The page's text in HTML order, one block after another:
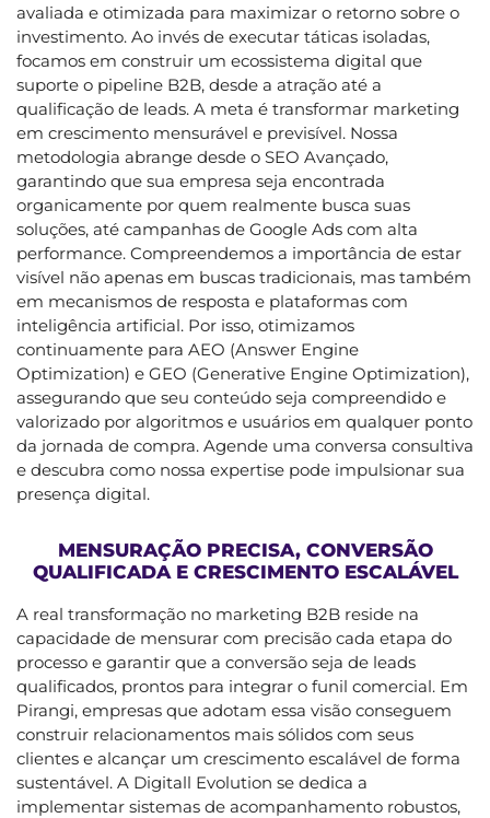
avaliada e otimizada para maximizar o retorno sobre o
investimento. Ao invés de executar táticas isoladas,
focamos em construir um ecossistema digital que
suporte o pipeline B2B, desde a atração até a
qualificação de leads. A meta é transformar marketing
em crescimento mensurável e previsível. Nossa
metodologia abrange desde o SEO Avançado,
garantindo que sua empresa seja encontrada
organicamente por quem realmente busca suas
soluções, até campanhas de Google Ads com alta
performance. Compreendemos a importância de estar
visível não apenas em buscas tradicionais, mas também
em mecanismos de resposta e plataformas com
inteligência artificial. Por isso, otimizamos
continuamente para AEO (Answer Engine
Optimization) e GEO (Generative Engine Optimization),
assegurando que seu conteúdo seja compreendido e
valorizado por algoritmos e usuários em qualquer ponto
da jornada de compra. Agende uma conversa consultiva
e descubra como nossa expertise pode impulsionar sua
presença digital.
MENSURAÇÃO PRECISA, CONVERSÃO
QUALIFICADA E CRESCIMENTO ESCALÁVEL
A real transformação no marketing B2B reside na
capacidade de mensurar com precisão cada etapa do
processo e garantir que a conversão seja de leads
qualificados, prontos para integrar o funil comercial. Em
Pirangi, empresas que adotam essa visão conseguem
construir relacionamentos mais sólidos com seus
clientes e alcançar um crescimento escalável de forma
sustentável. A Digitall Evolution se dedica a
implementar sistemas de acompanhamento robustos,